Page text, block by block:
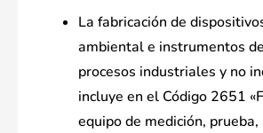
La fabricación de
ambiental e instrumentos
procesos industriales y no
incluye en el Código 2651
equipo de medición,